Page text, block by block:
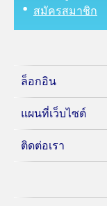
สมัครสมาชิก
ล็อกอิน
แผนที่เว็บไซต์
ติดต่อเรา